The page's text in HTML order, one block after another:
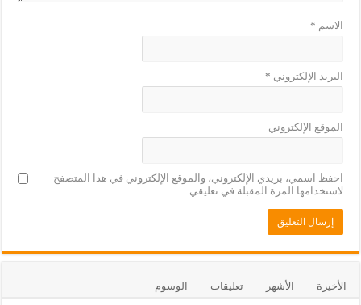
الاسم *
البريد الإلكتروني *
الموقع الإلكتروني
احفظ اسمي، بريدي الإلكتروني، والموقع الإلكتروني في هذا المتصفح
لاستخدامها المرة المقبلة في تعليقي.
الأخيرة الأشهر تعليقات الوسوم